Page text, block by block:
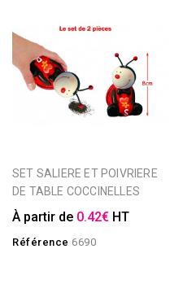
SET SALIERE ET POIVRIERE
DE TABLE COCCINELLES
À partir de 0.42€ HT
Référence 6690